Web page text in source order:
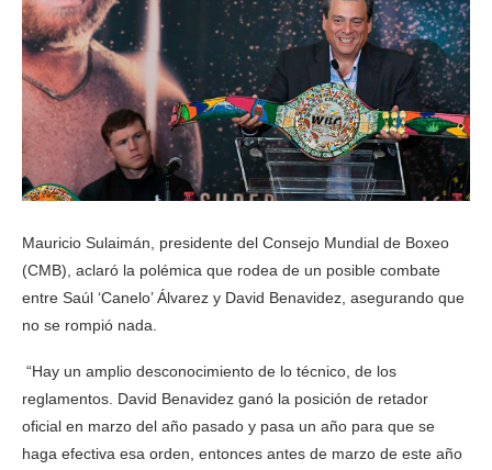
Mauricio Sulaimán, presidente del Consejo Mundial de Boxeo
(CMB), aclaró la polémica que rodea de un posible combate
entre Saúl ‘Canelo’ Álvarez y David Benavidez, asegurando que
no se rompió nada.
“Hay un amplio desconocimiento de lo técnico, de los
reglamentos. David Benavidez ganó la posición de retador
oficial en marzo del año pasado y pasa un año para que se
haga efectiva esa orden, entonces antes de marzo de este año